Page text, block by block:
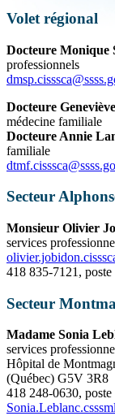
Volet régional
Docteure Monique
professionnels
Docteure
médecine familiale
Docteure Annie
familiale
dtmf.cisssca@
Secteur
Monsieur Olivier
services
418 835-7121, poste
Secteur
Madame Sonia
services
Hôpital de
(Québec) G5V 3R8
418 248-0630, poste
Sonia.Leblanc.csssml